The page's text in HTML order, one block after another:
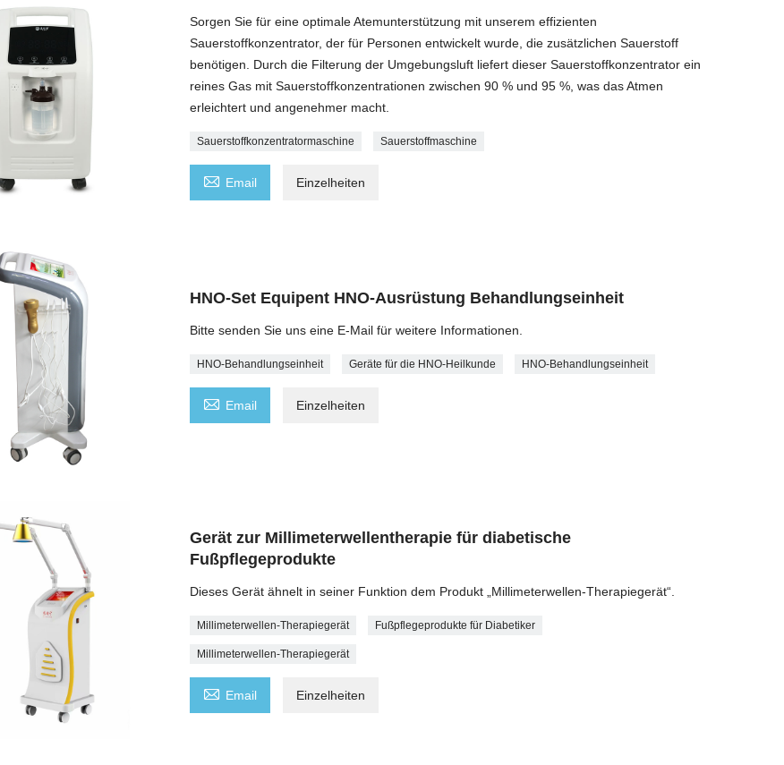
Sorgen Sie für eine optimale Atemunterstützung mit unserem effizienten
Sauerstoffkonzentrator, der für Personen entwickelt wurde, die zusätzlichen Sauerstoff
benötigen. Durch die Filterung der Umgebungsluft liefert dieser Sauerstoffkonzentrator ein
reines Gas mit Sauerstoffkonzentrationen zwischen 90 % und 95 %, was das Atmen
erleichtert und angenehmer macht.
Sauerstoffkonzentratormaschine Sauerstoffmaschine
 Email Einzelheiten
HNO-Set Equipent HNO-Ausrüstung Behandlungseinheit
Bitte senden Sie uns eine E-Mail für weitere Informationen.
HNO-Behandlungseinheit Geräte für die HNO-Heilkunde HNO-Behandlungseinheit
 Email Einzelheiten
Gerät zur Millimeterwellentherapie für diabetische
Fußpflegeprodukte
Dieses Gerät ähnelt in seiner Funktion dem Produkt „Millimeterwellen-Therapiegerät“.
Millimeterwellen-Therapiegerät Fußpflegeprodukte für Diabetiker
Millimeterwellen-Therapiegerät
 Email Einzelheiten